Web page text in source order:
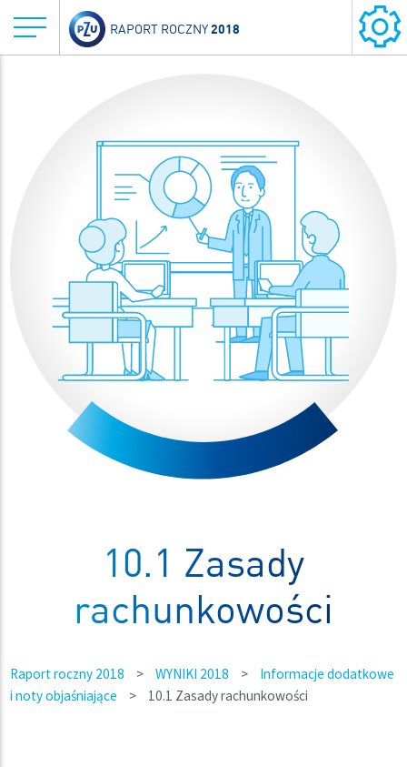
RAPORT ROCZNY2018
10.1 Zasady
rachunkowości
Raport roczny 2018 > WYNIKI 2018 >
Informacje dodatkowe
i noty objaśniające
> 10.1 Zasady rachunkowości